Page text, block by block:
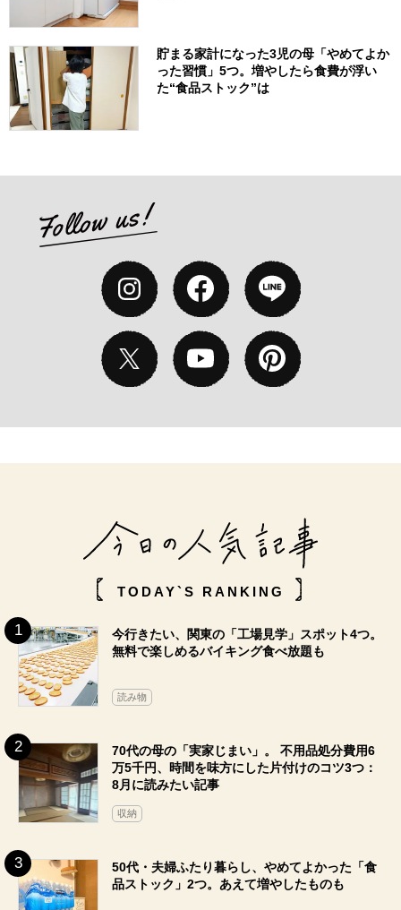
貯まる家計になった3児の母「やめてよか
った習慣」5つ。増やしたら食費が浮い
た“食品ストック”は
TODAY`S RANKING
今行きたい、関東の「工場見学」スポット4つ。
無料で楽しめるバイキング食べ放題も
読み物
70代の母の「実家じまい」。 不用品処分費用6
万5千円、時間を味方にした片付けのコツ3つ：
8月に読みたい記事
収納
50代・夫婦ふたり暮らし、やめてよかった「食
品ストック」2つ。あえて増やしたものも